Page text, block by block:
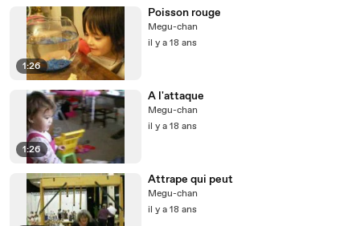
1:26
Poisson rouge
Megu-chan
il y a 18 ans
1:26
A l'attaque
Megu-chan
il y a 18 ans
Attrape qui peut
Megu-chan
il y a 18 ans